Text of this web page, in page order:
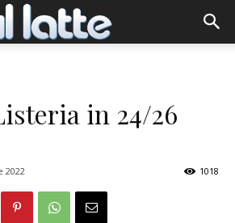
in 24/26
2022 1018